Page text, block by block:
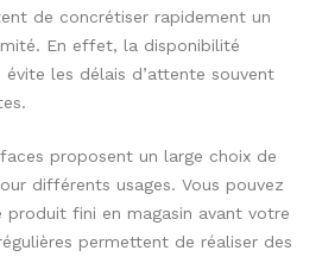
de concrétiser rapidement un
En effet, la disponibilité
les délais d’attente souvent
proposent un large choix de
différents usages. Vous pouvez
produit fini en magasin avant votre
permettent de réaliser des